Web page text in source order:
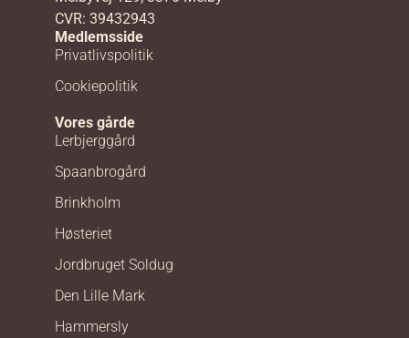
CVR: 39432943
Medlemsside
Privatlivspolitik
Cookiepolitik
Vores gårde
Lerbjerggård
Spaanbrogård
Brinkholm
Høsteriet
Jordbruget Soldug
Den Lille Mark
Hammersly